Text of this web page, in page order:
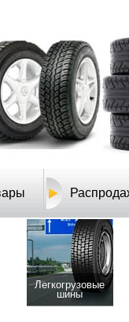
Легкогрузовые
шины